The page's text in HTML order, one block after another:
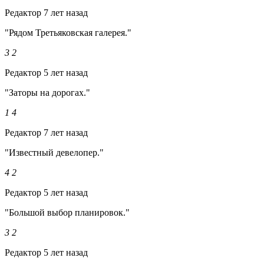
Редактор 7 лет назад
"Рядом Третьяковская галерея."
3 2
Редактор 5 лет назад
"Заторы на дорогах."
1 4
Редактор 7 лет назад
"Известный девелопер."
4 2
Редактор 5 лет назад
"Большой выбор планировок."
3 2
Редактор 5 лет назад